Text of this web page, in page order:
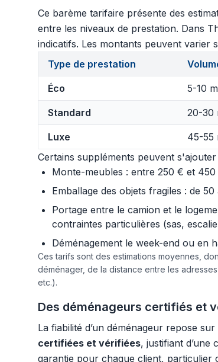
Ce barème tarifaire présente des
entre les niveaux de prestation. Dans
indicatifs. Les montants peuvent varier
Type de prestation
Éco 5-10 m
Standard 20-30
Luxe 45-55
Certains suppléments peuvent
Monte-meubles : entre 250 € et 450
Emballage des objets fragiles : de 50
Portage entre le camion et le
contraintes particulières (sas,
Déménagement le week-end ou en
Ces tarifs sont des estimations moyennes,
déménager, de la distance entre les
etc.).
Des déménageurs certifiés et
La fiabilité d’un déménageur repose
certifiées et vérifiées, justifiant d’une
garantie pour chaque client,